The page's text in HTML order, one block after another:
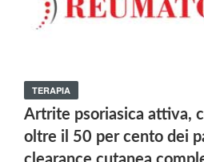
TERAPIA
Artrite psoriasica attiva,
oltre il 50 per cento dei